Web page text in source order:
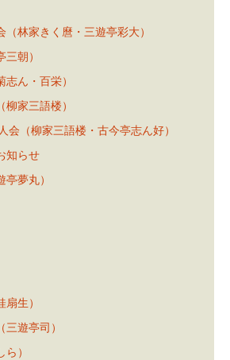
林家きく麿・三遊亭彩大）
朝）
ん・百栄）
家三語楼）
会（柳家三語楼・古今亭志ん好）
知らせ
夢丸）
生）
遊亭司）
）